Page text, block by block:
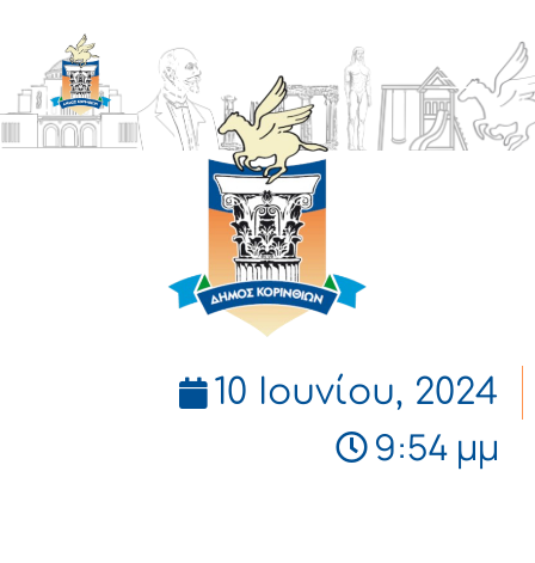
ΔΗΜΟΣ
ΚΟΡΙΝΘΙΩΝ
10 Ιουνίου, 2024
9:54 μμ